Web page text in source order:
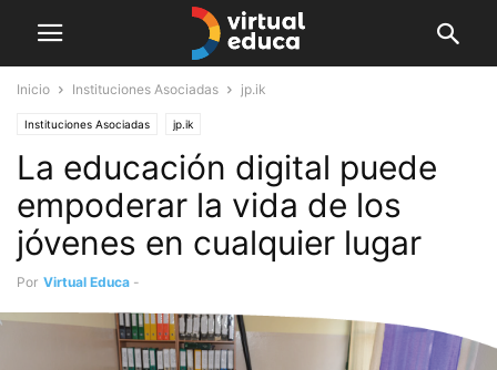
Inicio Instituciones Asociadas jp.ik
Instituciones Asociadas jp.ik
La educación digital puede
empoderar la vida de los
jóvenes en cualquier lugar
Por Virtual Educa -